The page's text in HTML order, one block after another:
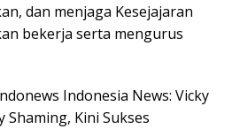
dan menjaga Kesejajaran
bekerja serta mengurus
Indonesia News: Vicky
Shaming, Kini Sukses